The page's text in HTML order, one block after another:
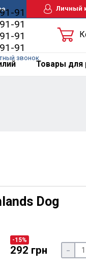
Личный
91
91
91
91
звонок
Товары для
Dog
-15%
292 грн -